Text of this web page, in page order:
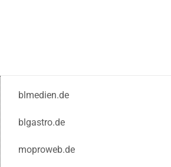
blmedien.de
blgastro.de
moproweb.de